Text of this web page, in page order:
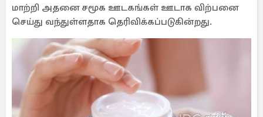
மாற்றி அதனை சமூக ஊடகங்கள் ஊடாக விற்பனை
செய்து வந்துள்ளதாக தெரிவிக்கப்படுகின்றது.